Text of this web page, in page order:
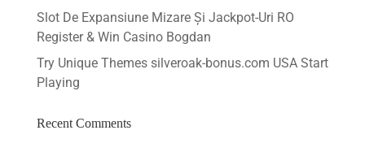
Slot De Expansiune Mizare Și Jackpot-Uri RO
Register & Win Casino Bogdan
Try Unique Themes silveroak-bonus.com USA Start
Playing
Recent Comments